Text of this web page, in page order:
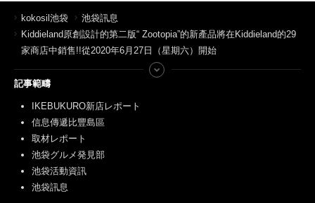
kokosil池袋
池袋訊息
Kiddieland原創設計的第二版“ Zootopia”的新產品將在Kiddieland的29
家商店中銷售!!從2020年6月27日（星期六）開始
記事範疇
IKEBUKURO新店レポート
信息傳遞比豐島區
取材レポート
池袋グルメ発見部
池袋活動資訊
池袋訊息